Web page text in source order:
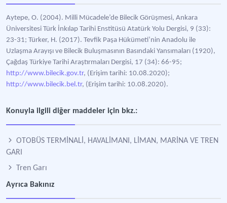
Aytepe, O. (2004). Milli Mücadele’de Bilecik Görüşmesi, Ankara
Üniversitesi Türk İnkılap Tarihi Enstitüsü Atatürk Yolu Dergisi, 9 (33):
23-31; Türker, H. (2017). Tevfik Paşa Hükümeti’nin Anadolu ile
Uzlaşma Arayışı ve Bilecik Buluşmasının Basındaki Yansımaları (1920),
Çağdaş Türkiye Tarihi Araştırmaları Dergisi, 17 (34): 66-95;
http://www.bilecik.gov.tr, (Erişim tarihi: 10.08.2020);
http://www.bilecik.bel.tr, (Erişim tarihi: 10.08.2020).
Konuyla ilgili diğer maddeler için bkz.:
OTOBÜS TERMİNALİ, HAVALİMANI, LİMAN, MARİNA VE TREN
GARI
Tren Garı
Ayrıca Bakınız